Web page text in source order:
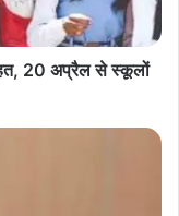
20 अप्रैल से स्कूलों